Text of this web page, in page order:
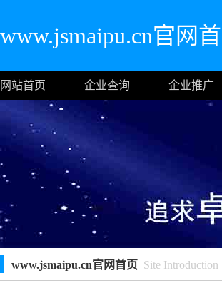
www.jsmaipu.cn官网
网站首页 企业查询 企业推广
www.jsmaipu.cn官网首页 Site Introduction